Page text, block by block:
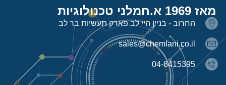
מאז 1969 א.חמלני טכנולוגיות
החרוב - בניין היי לב פארק תעשיות בר לב
sales@chemlani.co.il
04-8415395